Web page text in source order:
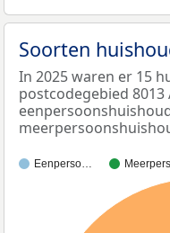
Soorten
In 2025 waren er 15
postcodegebied 8013
Eenperso…